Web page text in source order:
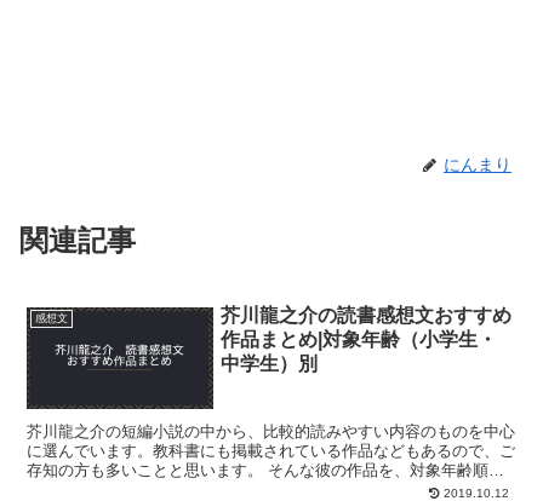
にんまり
関連記事
感想文
芥川龍之介の読書感想文おすすめ
作品まとめ|対象年齢（小学生・
中学生）別
芥川龍之介の短編小説の中から、比較的読みやすい内容のものを中心
に選んでいます。教科書にも掲載されている作品などもあるので、ご
存知の方も多いことと思います。 そんな彼の作品を、対象年齢順に
ご紹介していきます☆ 「面白そう」「読んでみよう」と思...2019.10.12